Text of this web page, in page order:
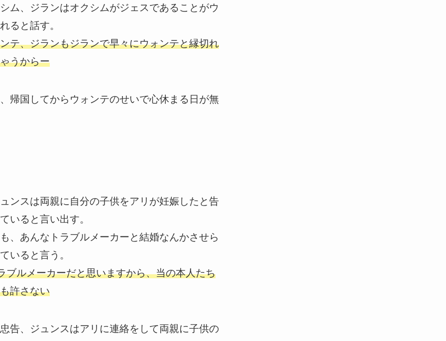
ム、ジランはオクシムがジェスであることがウ
ると話す。
テ、ジランもジランで早々にウォンテと縁切れ
うからー
帰国してからウォンテのせいで心休まる日が無
ンスは両親に自分の子供をアリが妊娠したと告
いると言い出す。
、あんなトラブルメーカーと結婚なんかさせら
いると言う。
ブルメーカーだと思いますから、当の本人たち
許さない
告、ジュンスはアリに連絡をして両親に子供の